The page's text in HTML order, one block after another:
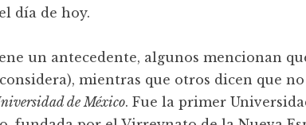
día de hoy.
un antecedente, algunos mencionan
mientras que otros dicen que
de México. Fue la primer